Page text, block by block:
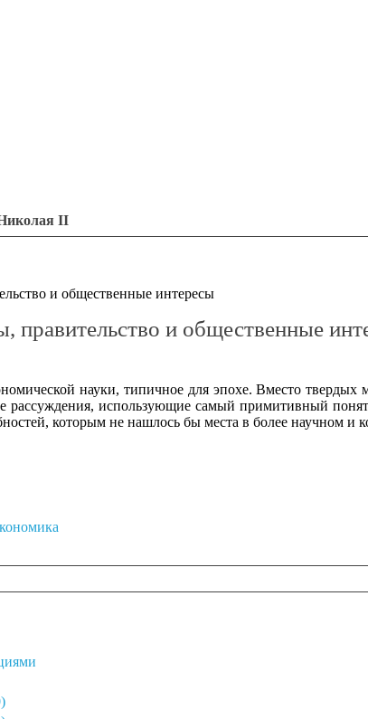
II
и общественные интересы
и общественные
науки, типичное для эпохе. Вместо
рассуждения, использующие самый примитивный
которым не нашлось бы места в более научном и